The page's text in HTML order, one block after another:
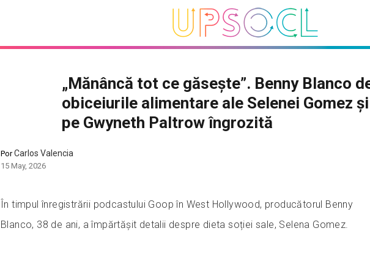
„Mănâncă tot ce găsește”. Benny Blanco
obiceiurile alimentare ale Selenei Gomez
pe Gwyneth Paltrow îngrozită
PorCarlos Valencia
15 May, 2026
În timpul înregistrării podcastului Goop în West Hollywood, producătorul Benny
Blanco, 38 de ani, a împărtășit detalii despre dieta soției sale, Selena Gomez.